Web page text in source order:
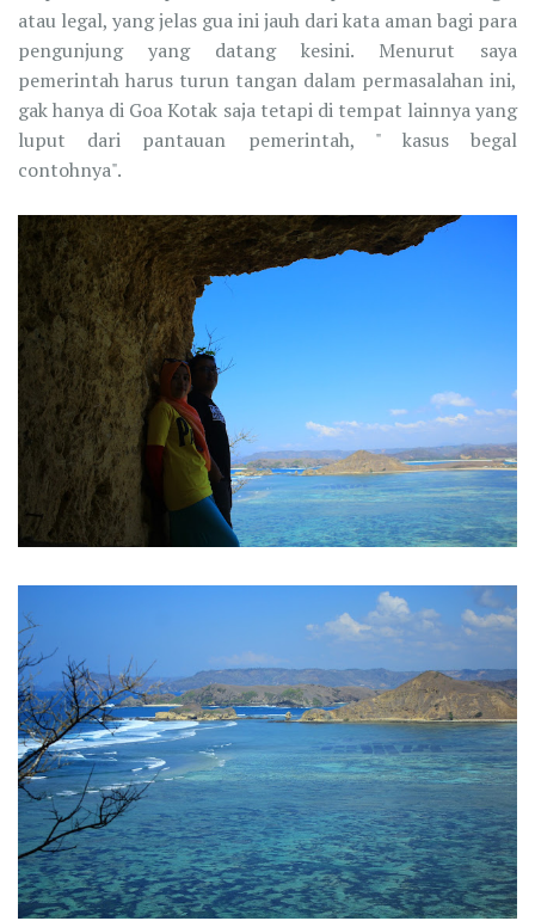
atau legal, yang jelas gua ini jauh dari kata aman bagi para
pengunjung yang datang kesini. Menurut saya
pemerintah harus turun tangan dalam permasalahan ini,
gak hanya di Goa Kotak saja tetapi di tempat lainnya yang
luput dari pantauan pemerintah, " kasus begal
contohnya".